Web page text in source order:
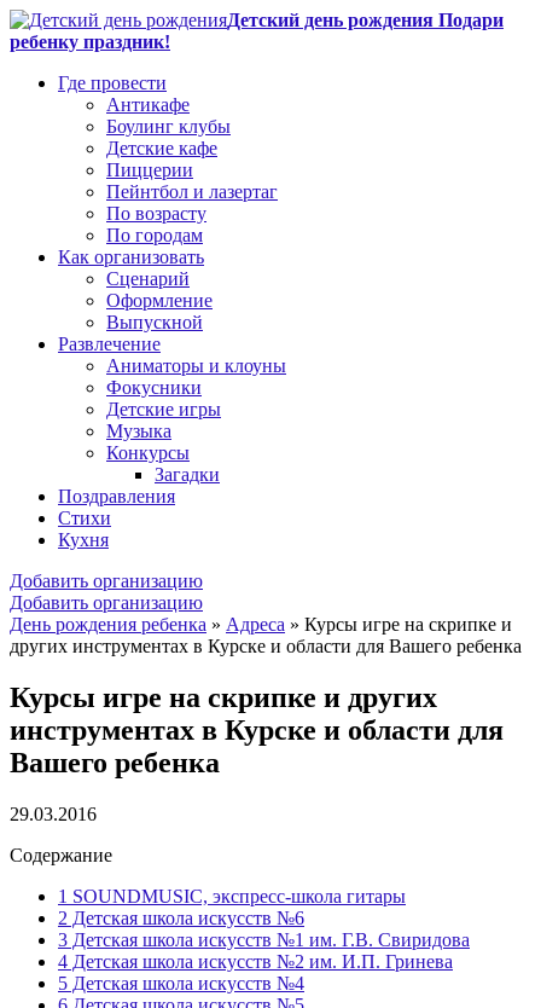
Детский день рождения Подари
ребенку праздник!
Где провести
Антикафе
Боулинг клубы
Детские кафе
Пиццерии
Пейнтбол и лазертаг
По возрасту
По городам
Как организовать
Сценарий
Оформление
Выпускной
Развлечение
Аниматоры и клоуны
Фокусники
Детские игры
Музыка
Конкурсы
Загадки
Поздравления
Стихи
Кухня
Добавить организацию
Добавить организацию
День рождения ребенка » Адреса » Курсы игре на скрипке и
других инструментах в Курске и области для Вашего ребенка
Курсы игре на скрипке и других
инструментах в Курске и области для
Вашего ребенка
29.03.2016
Содержание
1 SOUNDMUSIC, экспресс-школа гитары
2 Детская школа искусств №6
3 Детская школа искусств №1 им. Г.В. Свиридова
4 Детская школа искусств №2 им. И.П. Гринева
5 Детская школа искусств №4